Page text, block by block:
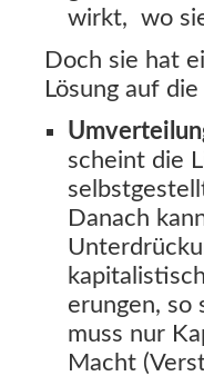
wirkt, wo
Doch sie hat
Lösung auf
scheint die
Danach
erungen, so
muss nur
Macht